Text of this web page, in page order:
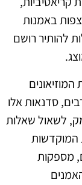
באמנות
להותיר רושם
סדנאות אלו
לשאול שאלות
המוקדשות
מספקות